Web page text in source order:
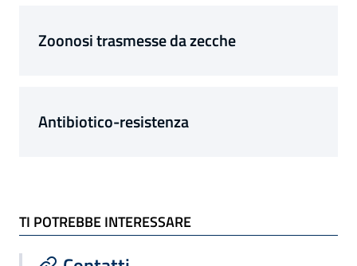
Zoonosi trasmesse da zecche
Antibiotico-resistenza
TI POTREBBE INTERESSARE
TI POTREBBE INTERESSARE